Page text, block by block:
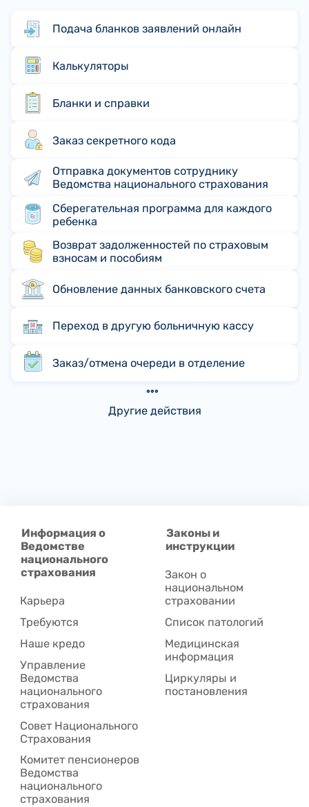
Подача бланков заявлений онлайн
Калькуляторы
Бланки и справки
Заказ секретного кода
Отправка документов сотруднику
Ведомства национального страхования
Сберегательная программа для каждого
ребенка
Возврат задолженностей по страховым
взносам и пособиям
Обновление данных банковского счета
Переход в другую больничную кассу
Заказ/отмена очереди в отделение
Другие действия
Информация о
Ведомстве
национального
страхования
Карьера
Требуются
Наше кредо
Управление
Ведомства
национального
страхования
Совет Национального
Cтрахования
Комитет пенсионеров
Ведомства
национального
страхования
Законы и
инструкции
Закон о
национальном
страховании
Список патологий
Медицинская
информация
Циркуляры и
постановления